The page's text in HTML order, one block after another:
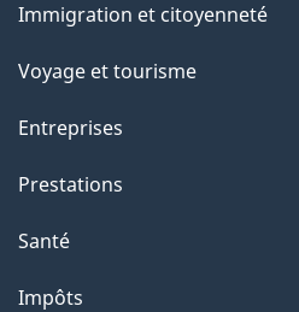
sujets
Immigration et citoyenneté
Voyage et tourisme
Entreprises
Prestations
Santé
Impôts